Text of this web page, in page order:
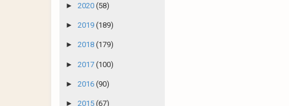
► 2020 (58)
► 2019 (189)
► 2018 (179)
► 2017 (100)
► 2016 (90)
► 2015 (67)